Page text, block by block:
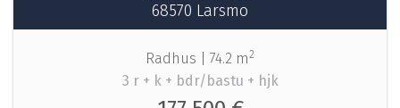
68570 Larsmo
Radhus | 74.2 m2
3 r + k + bdr/bastu + hjk